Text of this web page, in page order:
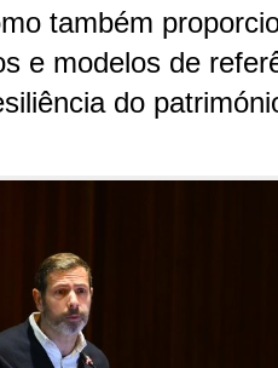
também
e modelos de
do